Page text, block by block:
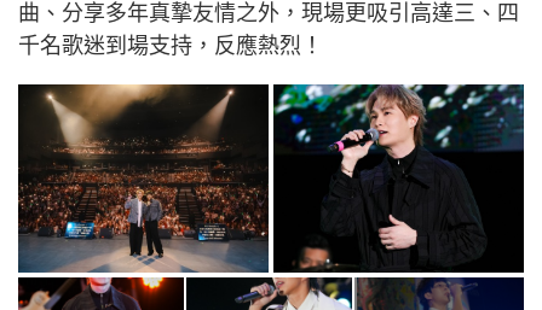
曲、分享多年真摯友情之外，現場更吸引高達三、四
千名歌迷到場支持，反應熱烈！